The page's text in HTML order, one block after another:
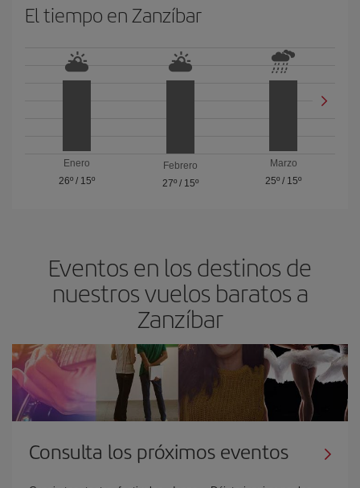
El tiempo en Zanzíbar
Enero
26º/ 15º
Febrero
27º/ 15º
Marzo
25º / 15º
Eventos en los destinos de
nuestros vuelos baratos a
Zanzíbar
Consulta los próximos eventos